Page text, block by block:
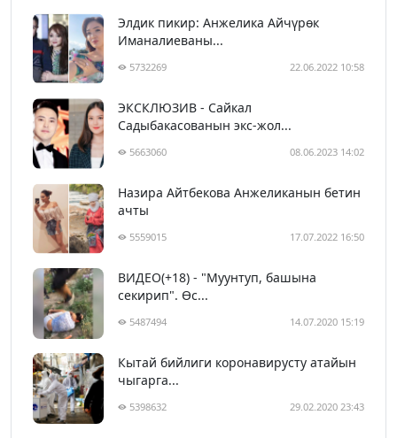
Элдик пикир: Анжелика Айчүрөк
Иманалиеваны...
5732269 22.06.2022 10:58
ЭКСКЛЮЗИВ - Сайкал
Садыбакасованын экс-жол...
5663060 08.06.2023 14:02
Назира Айтбекова Анжеликанын бетин
ачты
5559015 17.07.2022 16:50
ВИДЕО(+18) - "Муунтуп, башына
секирип". Өс...
5487494 14.07.2020 15:19
Кытай бийлиги коронавирусту атайын
чыгарга...
5398632 29.02.2020 23:43